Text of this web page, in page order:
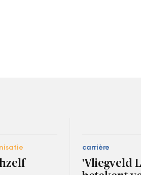
carrière
'Vliegveld